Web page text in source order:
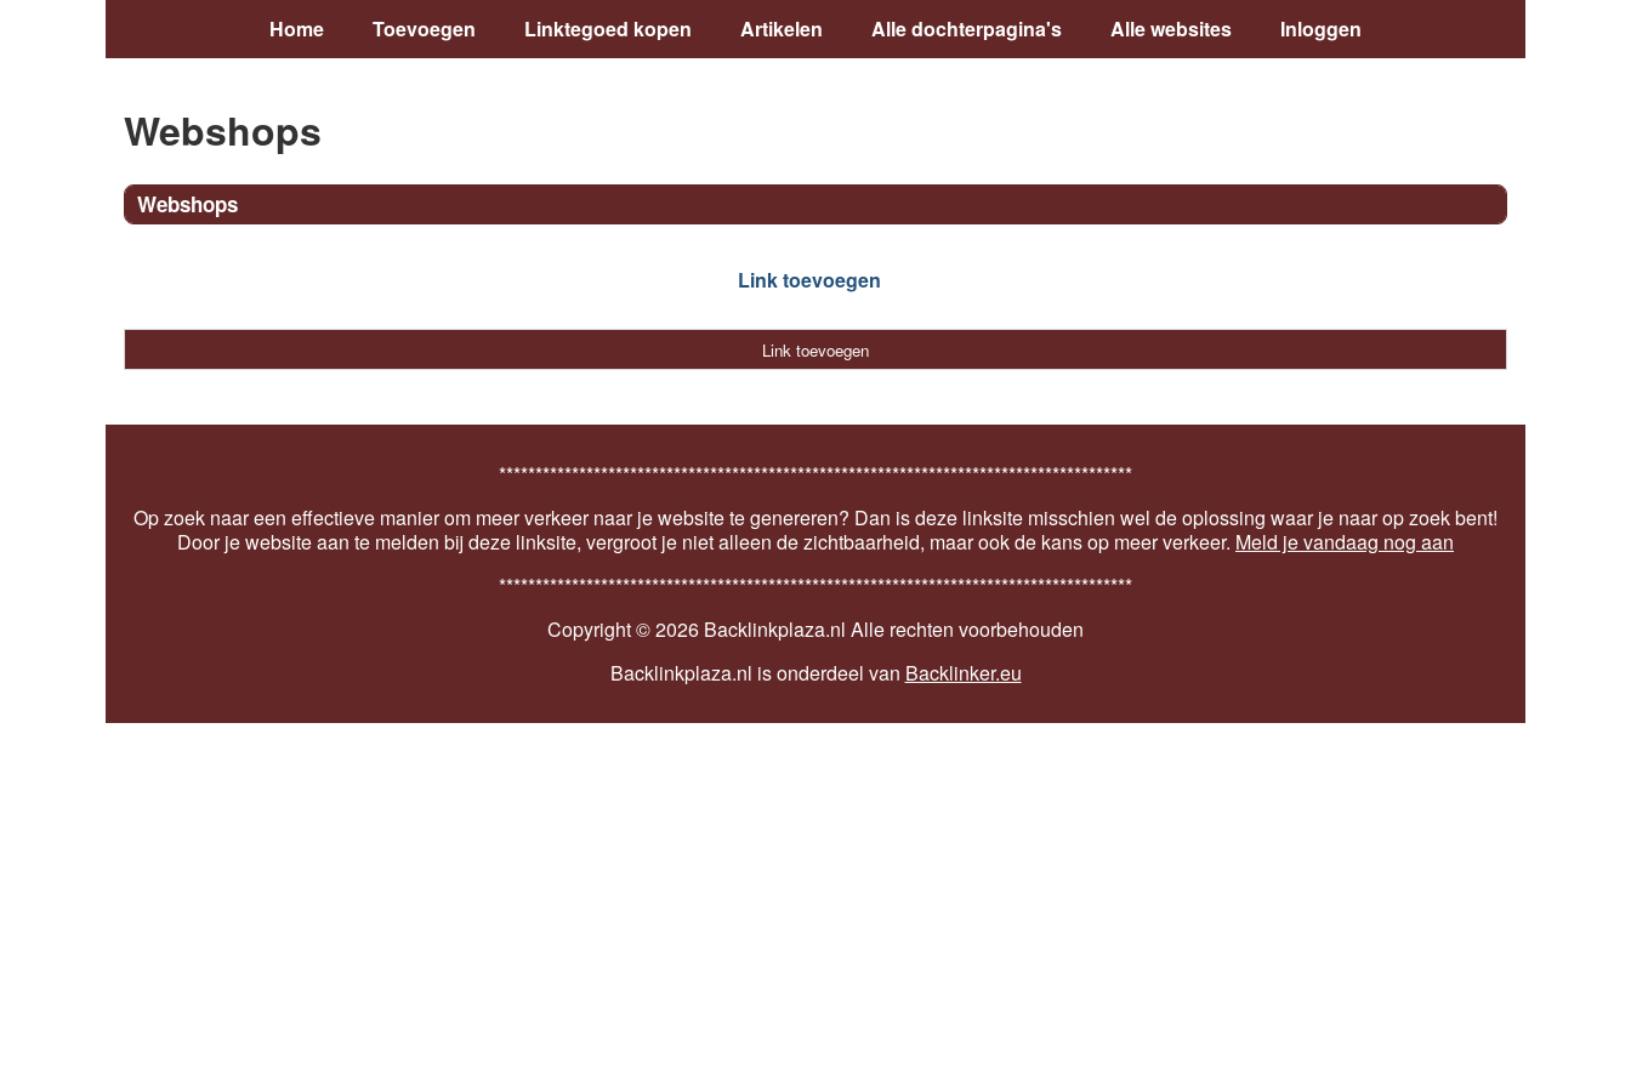
Home Toevoegen Linktegoed kopen Artikelen Alle dochterpagina's Alle websites Inloggen
Webshops
Webshops
Link toevoegen
Link toevoegen
***************************************************************************************
Op zoek naar een effectieve manier om meer verkeer naar je website te genereren? Dan is deze linksite misschien wel de oplossing waar je naar op zoek bent!
Door je website aan te melden bij deze linksite, vergroot je niet alleen de zichtbaarheid, maar ook de kans op meer verkeer. Meld je vandaag nog aan
***************************************************************************************
Copyright ©2026 Backlinkplaza.nl Alle rechten voorbehouden
Backlinkplaza.nl is onderdeel van Backlinker.eu